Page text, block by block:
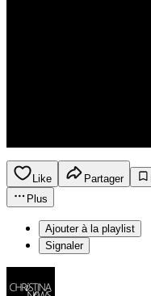
Like Partager
Plus
Ajouter à la playlist
Signaler